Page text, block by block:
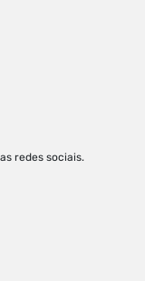
redes sociais.